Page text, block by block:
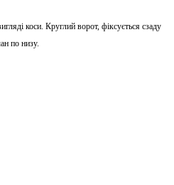
коси. Круглий ворот, фіксується сзаду
по низу.